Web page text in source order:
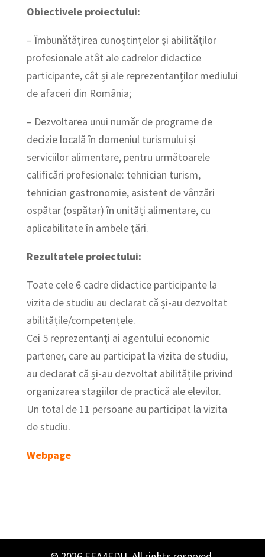
Obiectivele proiectului:
– Îmbunătățirea cunoștințelor și abilităților
profesionale atât ale cadrelor didactice
participante, cât și ale reprezentanților mediului
de afaceri din România;
– Dezvoltarea unui număr de programe de
decizie locală în domeniul turismului și
serviciilor alimentare, pentru următoarele
calificări profesionale: tehnician turism,
tehnician gastronomie, asistent de vânzări
ospătar (ospătar) în unități alimentare, cu
aplicabilitate în ambele țări.
Rezultatele proiectului:
Toate cele 6 cadre didactice participante la
vizita de studiu au declarat că și-au dezvoltat
abilitățile/competențele.
Cei 5 reprezentanți ai agentului economic
partener, care au participat la vizita de studiu,
au declarat că și-au dezvoltat abilitățile privind
organizarea stagiilor de practică ale elevilor.
Un total de 11 persoane au participat la vizita
de studiu.
Webpage